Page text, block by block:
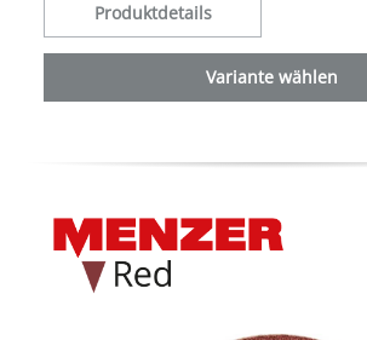
Produktdetails
Variante wählen